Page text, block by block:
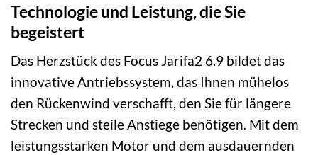
Technologie und Leistung, die Sie
begeistert
Das Herzstück des Focus Jarifa2 6.9 bildet das
innovative Antriebssystem, das Ihnen mühelos
den Rückenwind verschafft, den Sie für längere
Strecken und steile Anstiege benötigen. Mit dem
leistungsstarken Motor und dem ausdauernden